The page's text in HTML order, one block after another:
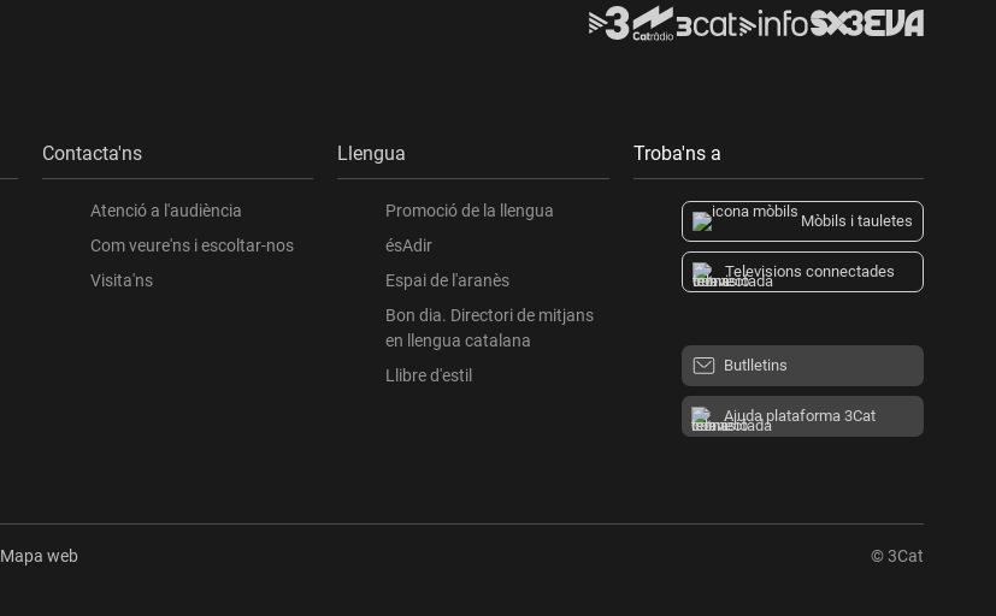
Contacta'ns
Atenció a l'audiència
Com veure'ns i escoltar-nos
Visita'ns
Llengua
Promoció de la llengua
ésAdir
Espai de l'aranès
Bon dia. Directori de mitjans
en llengua catalana
Llibre d'estil
Troba'ns a
Mòbils i tauletes
Televisions connectades
Butlletins
Ajuda plataforma 3Cat
Mapa web © 3Cat